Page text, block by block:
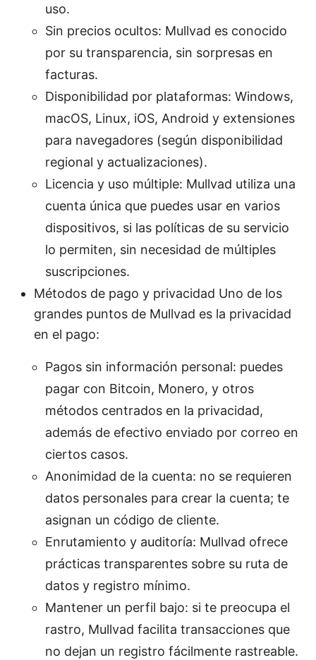
uso.
Sin precios ocultos: Mullvad es conocido
por su transparencia, sin sorpresas en
facturas.
Disponibilidad por plataformas: Windows,
macOS, Linux, iOS, Android y extensiones
para navegadores (según disponibilidad
regional y actualizaciones).
Licencia y uso múltiple: Mullvad utiliza una
cuenta única que puedes usar en varios
dispositivos, si las políticas de su servicio
lo permiten, sin necesidad de múltiples
suscripciones.
Métodos de pago y privacidad Uno de los
grandes puntos de Mullvad es la privacidad
en el pago:
Pagos sin información personal: puedes
pagar con Bitcoin, Monero, y otros
métodos centrados en la privacidad,
además de efectivo enviado por correo en
ciertos casos.
Anonimidad de la cuenta: no se requieren
datos personales para crear la cuenta; te
asignan un código de cliente.
Enrutamiento y auditoría: Mullvad ofrece
prácticas transparentes sobre su ruta de
datos y registro mínimo.
Mantener un perfil bajo: si te preocupa el
rastro, Mullvad facilita transacciones que
no dejan un registro fácilmente rastreable.